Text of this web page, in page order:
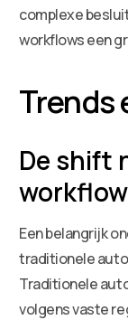
complexe
workflows een
Trends
De shift
Een belangrijk
traditionele
Traditionele
volgens vaste